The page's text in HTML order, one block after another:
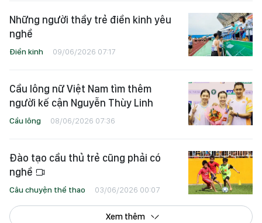
Những người thầy trẻ điền kinh yêu
nghề
Điền kinh 09/06/2026 07:17
Cầu lông nữ Việt Nam tìm thêm
người kế cận Nguyễn Thùy Linh
Cầu lông 08/06/2026 07:36
Đào tạo cầu thủ trẻ cũng phải có
nghề
Câu chuyện thể thao 03/06/2026 00:07
Xem thêm